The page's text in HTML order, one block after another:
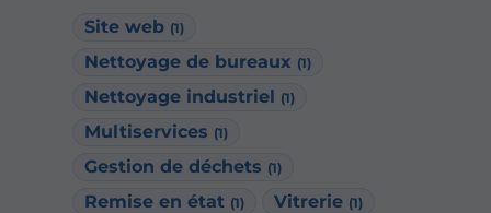
Site web (1)
Nettoyage de bureaux (1)
Nettoyage industriel (1)
Multiservices (1)
Gestion de déchets (1)
Remise en état (1) Vitrerie (1)